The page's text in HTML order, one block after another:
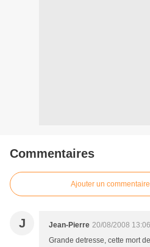
Commentaires
Ajouter un commentaire
J Jean-Pierre 20/08/2008 13:06
Grande detresse, cette mort